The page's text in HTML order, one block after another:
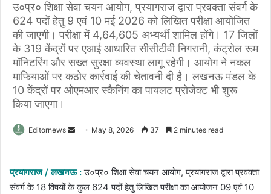
उ०प्र० शिक्षा सेवा चयन आयोग, प्रयागराज द्वारा प्रवक्ता संवर्ग के
624 पदों हेतु 9 एवं 10 मई 2026 को लिखित परीक्षा आयोजित
की जाएगी। परीक्षा में 4,64,605 अभ्यर्थी शामिल होंगे। 17 जिलों
के 319 केंद्रों पर एआई आधारित सीसीटीवी निगरानी, कंट्रोल रूम
मॉनिटरिंग और सख्त सुरक्षा व्यवस्था लागू रहेगी। आयोग ने नकल
माफियाओं पर कठोर कार्रवाई की चेतावनी दी है। लखनऊ मंडल के
10 केंद्रों पर ओएमआर स्कैनिंग का पायलट प्रोजेक्ट भी शुरू
किया जाएगा।
Editornews
Send May 8, 2026 37 2 minutes read
प्रयागराज / लखनऊ :उ०प्र० शिक्षा सेवा चयन आयोग, प्रयागराज द्वारा प्रवक्ता
संवर्ग के 18 विषयों के कुल 624 पदों हेतु लिखित परीक्षा का आयोजन 09 एवं 10